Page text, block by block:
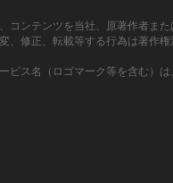
コンテンツを当社、原著作者ま
、修正、転載等する行為は著作
ビス名（ロゴマーク等を含む）